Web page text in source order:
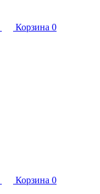
Корзина 0
Корзина 0